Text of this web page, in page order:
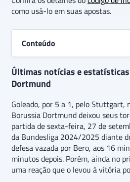
como usá-lo em suas apostas.
Conteúdo
Últimas notícias e
Dortmund
Goleado, por 5 a 1, pelo Stuttgart,
Borussia Dortmund deixou seus
partida de sexta-feira, 27 de
da Bundesliga 2024/2025 diante
defesa vazada por Bero, aos 16
minutos depois. Porém, ainda no
uma reação que o levou à vitória